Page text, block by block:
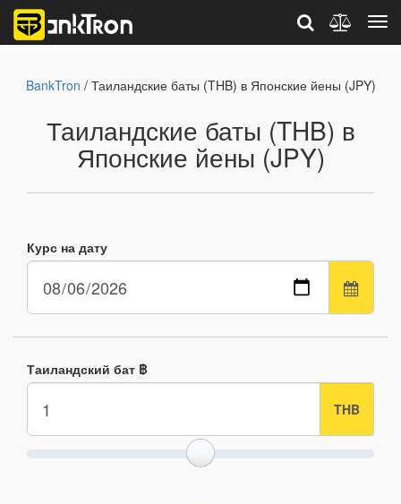
BankTron / Таиландские баты (THB) в Японские йены (JPY)
Таиландские баты (THB) в
Японские йены (JPY)
Курс на дату
Таиландский бат ฿